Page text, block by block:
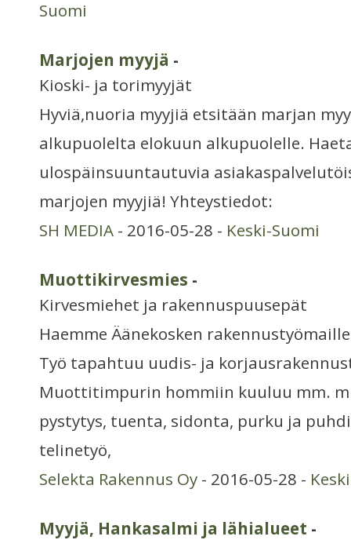
Suomi
Marjojen myyjä -
Kioski- ja torimyyjät
Hyviä,nuoria myyjiä etsitään marjan
alkupuolelta elokuun alkupuolelle.
ulospäinsuuntautuvia
marjojen myyjiä! Yhteystiedot:
SH MEDIA - 2016-05-28 - Keski-Suomi
Muottikirvesmies -
Kirvesmiehet ja rakennuspuusepät
Haemme Äänekosken rakennustyömaille
Työ tapahtuu uudis- ja
Muottitimpurin hommiin kuuluu mm.
pystytys, tuenta, sidonta, purku ja
telinetyö,
Selekta Rakennus Oy - 2016-05-28 -
Myyjä, Hankasalmi ja lähialueet -